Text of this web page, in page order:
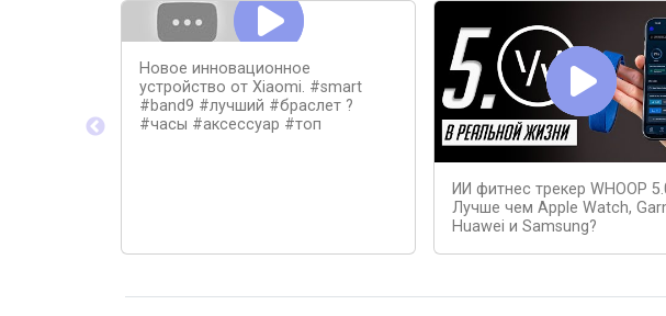
Новое инновационное
устройство от Xiaomi. #smart
#band9 #лучший #браслет ?
#часы #аксессуар #топ
ИИ фитнес трекер WHOOP
Лучше чем Apple Watch,
Huawei и Samsung?